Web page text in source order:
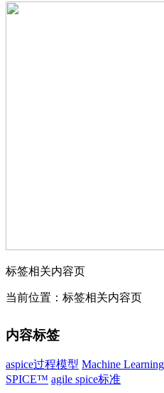
标签相关内容页
当前位置：标签相关内容页
内容标签
aspice过程模型 Machine Learning
SPICE™ agile spice标准